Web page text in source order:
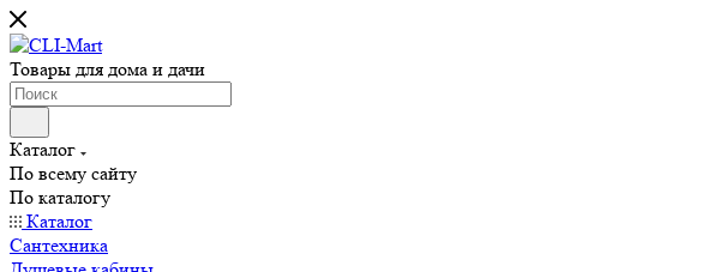
Товары для дома и дачи
Каталог
По всему сайту
По каталогу
Каталог
Сантехника